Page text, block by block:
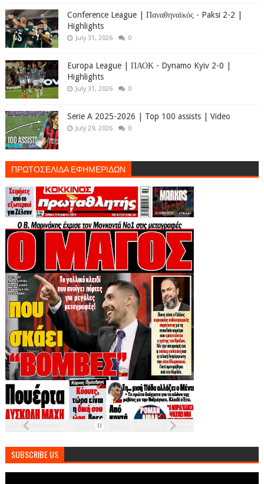
Conference League | Παναθηναϊκός - Paksi 2-2 |
Highlights
July 31, 2026 0
Europa League | ΠΑΟΚ - Dynamo Kyiv 2-0 |
Highlights
July 31, 2026 0
Serie A 2025-2026 | Top 100 assists | Video
July 29, 2026 0
ΠΡΩΤΟΣΕΛΙΔΑ ΕΦΗΜΕΡΙΔΩΝ
SUBSCRIBE US